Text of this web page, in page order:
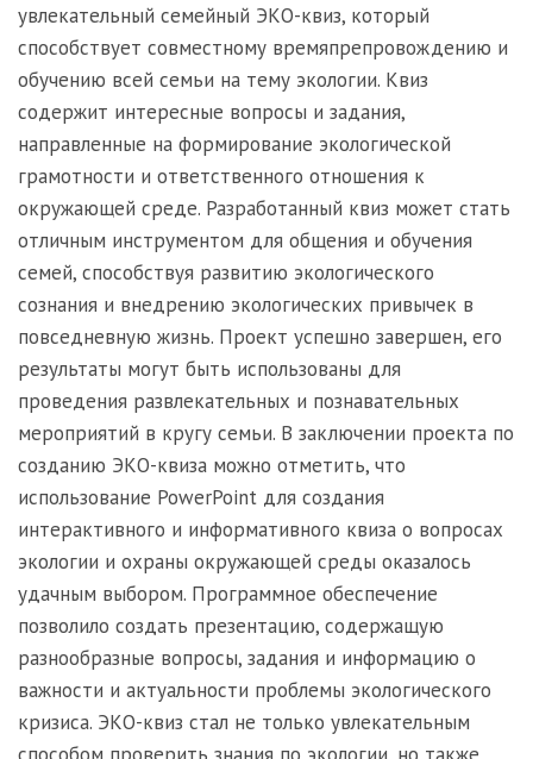
увлекательный семейный ЭКО-квиз, который
способствует совместному времяпрепровождению и
обучению всей семьи на тему экологии. Квиз
содержит интересные вопросы и задания,
направленные на формирование экологической
грамотности и ответственного отношения к
окружающей среде. Разработанный квиз может стать
отличным инструментом для общения и обучения
семей, способствуя развитию экологического
сознания и внедрению экологических привычек в
повседневную жизнь. Проект успешно завершен, его
результаты могут быть использованы для
проведения развлекательных и познавательных
мероприятий в кругу семьи. В заключении проекта по
созданию ЭКО-квиза можно отметить, что
использование PowerPoint для создания
интерактивного и информативного квиза о вопросах
экологии и охраны окружающей среды оказалось
удачным выбором. Программное обеспечение
позволило создать презентацию, содержащую
разнообразные вопросы, задания и информацию о
важности и актуальности проблемы экологического
кризиса. ЭКО-квиз стал не только увлекательным